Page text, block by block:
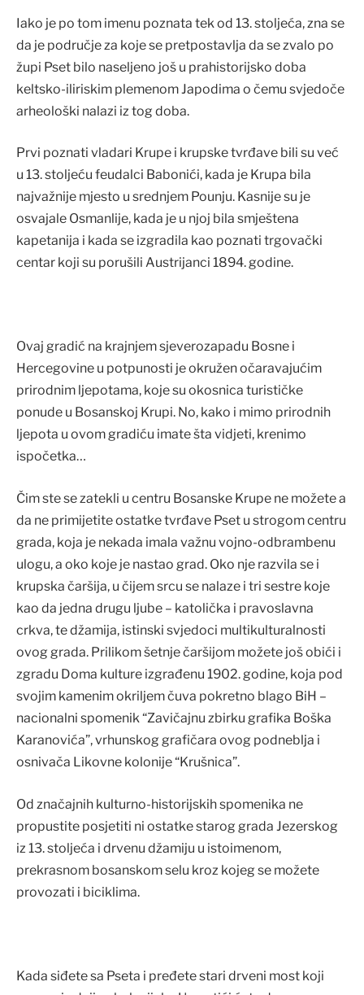
Iako je po tom imenu poznata tek od 13. stoljeća, zna se
da je područje za koje se pretpostavlja da se zvalo po
župi Pset bilo naseljeno još u prahistorijsko doba
keltsko-iliriskim plemenom Japodima o čemu svjedoče
arheološki nalazi iz tog doba.
Prvi poznati vladari Krupe i krupske tvrđave bili su već
u 13. stoljeću feudalci Babonići, kada je Krupa bila
najvažnije mjesto u srednjem Pounju. Kasnije su je
osvajale Osmanlije, kada je u njoj bila smještena
kapetanija i kada se izgradila kao poznati trgovački
centar koji su porušili Austrijanci 1894. godine.
Ovaj gradić na krajnjem sjeverozapadu Bosne i
Hercegovine u potpunosti je okružen očaravajućim
prirodnim ljepotama, koje su okosnica turističke
ponude u Bosanskoj Krupi. No, kako i mimo prirodnih
ljepota u ovom gradiću imate šta vidjeti, krenimo
ispočetka…
Čim ste se zatekli u centru Bosanske Krupe ne možete a
da ne primijetite ostatke tvrđave Pset u strogom centru
grada, koja je nekada imala važnu vojno-odbrambenu
ulogu, a oko koje je nastao grad. Oko nje razvila se i
krupska čaršija, u čijem srcu se nalaze i tri sestre koje
kao da jedna drugu ljube – katolička i pravoslavna
crkva, te džamija, istinski svjedoci multikulturalnosti
ovog grada. Prilikom šetnje čaršijom možete još obići i
zgradu Doma kulture izgrađenu 1902. godine, koja pod
svojim kamenim okriljem čuva pokretno blago BiH –
nacionalni spomenik “Zavičajnu zbirku grafika Boška
Karanovića”, vrhunskog grafičara ovog podneblja i
osnivača Likovne kolonije “Krušnica”.
Od značajnih kulturno-historijskih spomenika ne
propustite posjetiti ni ostatke starog grada Jezerskog
iz 13. stoljeća i drvenu džamiju u istoimenom,
prekrasnom bosanskom selu kroz kojeg se možete
provozati i biciklima.
Kada siđete sa Pseta i pređete stari drveni most koji